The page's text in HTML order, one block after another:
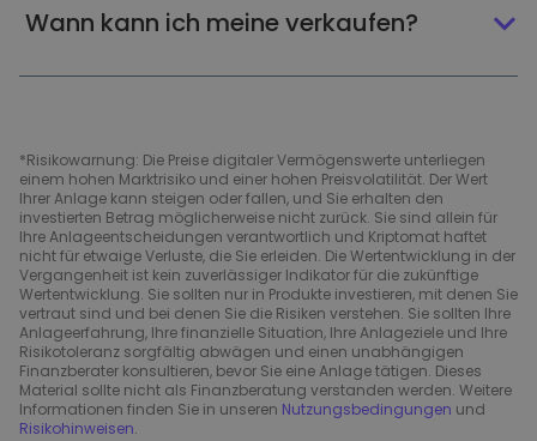
Wann kann ich meine verkaufen?
*Risikowarnung: Die Preise digitaler Vermögenswerte unterliegen
einem hohen Marktrisiko und einer hohen Preisvolatilität. Der Wert
Ihrer Anlage kann steigen oder fallen, und Sie erhalten den
investierten Betrag möglicherweise nicht zurück. Sie sind allein für
Ihre Anlageentscheidungen verantwortlich und Kriptomat haftet
nicht für etwaige Verluste, die Sie erleiden. Die Wertentwicklung in der
Vergangenheit ist kein zuverlässiger Indikator für die zukünftige
Wertentwicklung. Sie sollten nur in Produkte investieren, mit denen Sie
vertraut sind und bei denen Sie die Risiken verstehen. Sie sollten Ihre
Anlageerfahrung, Ihre finanzielle Situation, Ihre Anlageziele und Ihre
Risikotoleranz sorgfältig abwägen und einen unabhängigen
Finanzberater konsultieren, bevor Sie eine Anlage tätigen. Dieses
Material sollte nicht als Finanzberatung verstanden werden. Weitere
Informationen finden Sie in unseren Nutzungsbedingungen und
Risikohinweisen.